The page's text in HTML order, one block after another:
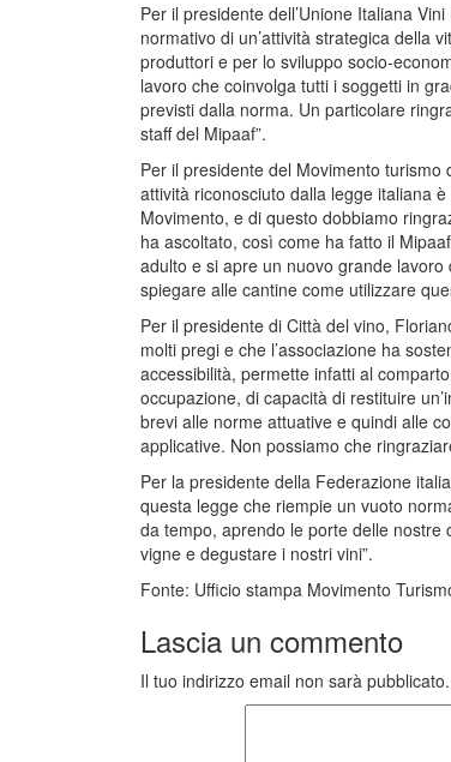
Per il presidente dell’Unione Italiana
normativo di un’attività strategica della
produttori e per lo sviluppo socio-
lavoro che coinvolga tutti i soggetti in
previsti dalla norma. Un particolare
staff del Mipaaf”.
Per il presidente del Movimento turismo
attività riconosciuto dalla legge italiana
Movimento, e di questo dobbiamo
ha ascoltato, così come ha fatto il
adulto e si apre un nuovo grande
spiegare alle cantine come utilizzare
Per il presidente di Città del vino,
molti pregi e che l’associazione ha
accessibilità, permette infatti al
occupazione, di capacità di restituire
brevi alle norme attuative e quindi alle
applicative. Non possiamo che
Per la presidente della Federazione
questa legge che riempie un vuoto
da tempo, aprendo le porte delle
vigne e degustare i nostri vini”.
Fonte: Ufficio stampa Movimento
Lascia un commento
Il tuo indirizzo email non sarà pubblicato.